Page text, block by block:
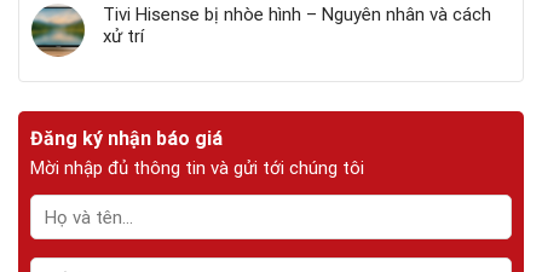
Tivi Hisense bị nhòe hình – Nguyên nhân và cách
xử trí
Đăng ký nhận báo giá
Mời nhập đủ thông tin và gửi tới chúng tôi